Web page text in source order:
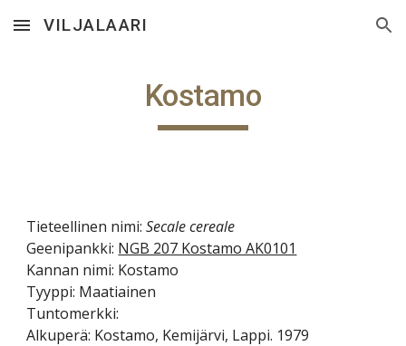
Skip to main content Skip to navigation
VILJALAARI
Kostamo
Tieteellinen nimi:Secale cereale
Geenipankki: NGB 207 Kostamo AK0101
Kannan nimi: Kostamo
Tyyppi: Maatiainen
Tuntomerkki:
Alkuperä: Kostamo, Kemijärvi, Lappi. 1979